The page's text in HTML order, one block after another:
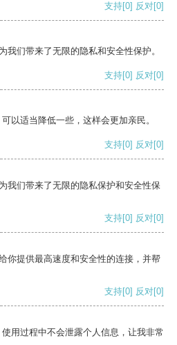
支持[0] 反对[0]
我们带来了无限的隐私和安全性保护。
支持[0] 反对[0]
以适当降低一些，这样会更加亲民。
支持[0] 反对[0]
我们带来了无限的隐私保护和安全性保
支持[0] 反对[0]
你提供最高速度和安全性的连接，并帮
支持[0] 反对[0]
用过程中不会泄露个人信息，让我非常